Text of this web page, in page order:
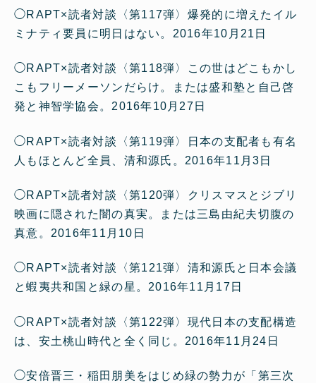
◯RAPT×読者対談〈第117弾〉爆発的に増えたイル
ミナティ要員に明日はない。 2016年10月21日
◯RAPT×読者対談〈第118弾〉この世はどこもかし
こもフリーメーソンだらけ。または盛和塾と自己啓
発と神智学協会。 2016年10月27日
◯RAPT×読者対談〈第119弾〉日本の支配者も有名
人もほとんど全員、清和源氏。 2016年11月3日
◯RAPT×読者対談〈第120弾〉クリスマスとジブリ
映画に隠された闇の真実。または三島由紀夫切腹の
真意。 2016年11月10日
◯RAPT×読者対談〈第121弾〉清和源氏と日本会議
と蝦夷共和国と緑の星。 2016年11月17日
◯RAPT×読者対談〈第122弾〉現代日本の支配構造
は、安土桃山時代と全く同じ。 2016年11月24日
◯安倍晋三・稲田朋美をはじめ緑の勢力が「第三次